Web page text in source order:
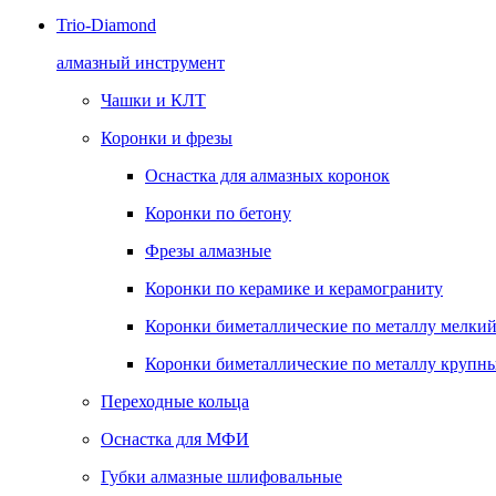
Trio-Diamond
алмазный инструмент
Чашки и КЛТ
Коронки и фрезы
Оснастка для алмазных коронок
Коронки по бетону
Фрезы алмазные
Коронки по керамике и керамограниту
Коронки биметаллические по металлу
Коронки биметаллические по металлу
Переходные кольца
Оснастка для МФИ
Губки алмазные шлифовальные